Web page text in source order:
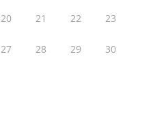
20 21 22 23
27 28 29 30